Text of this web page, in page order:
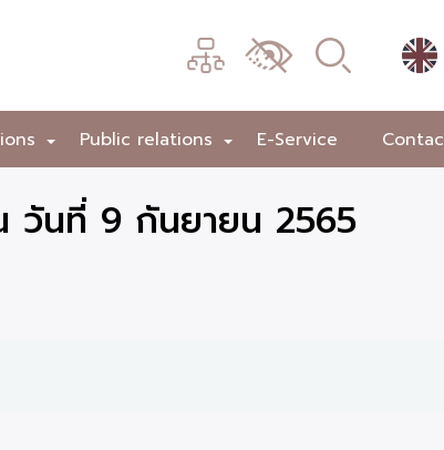
เมนู
เปลี่ยน
ผล
+ +
Public relations E-Service
วันที่ 9 กันยายน 2565